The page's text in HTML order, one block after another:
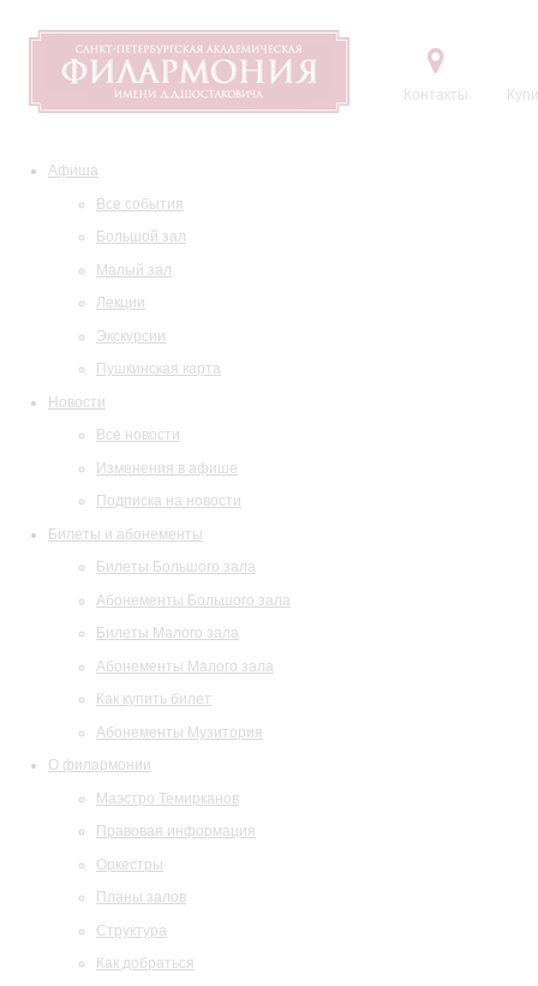
Контакты
Афиша
Все события
Большой зал
Малый зал
Лекции
Экскурсии
Пушкинская карта
Новости
Все новости
Изменения в афише
Подписка на новости
Билеты и абонементы
Билеты Большого зала
Абонементы Большого зала
Билеты Малого зала
Абонементы Малого зала
Как купить билет
Абонементы Музитория
О филармонии
Маэстро Темирканов
Правовая информация
Оркестры
Планы залов
Структура
Как добраться